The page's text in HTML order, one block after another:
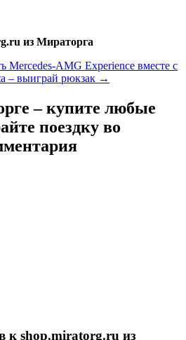
из Мираторга
AMG Experience вместе с
– выиграй рюкзак →
– купите любые
поездку во
к shop.miratorg.ru из